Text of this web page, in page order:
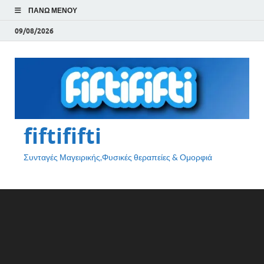
ΠΆΝΩ ΜΕΝΟΎ
09/08/2026
fiftififti
Συνταγές Μαγειρικής,Φυσικές θεραπείες & Ομορφιά